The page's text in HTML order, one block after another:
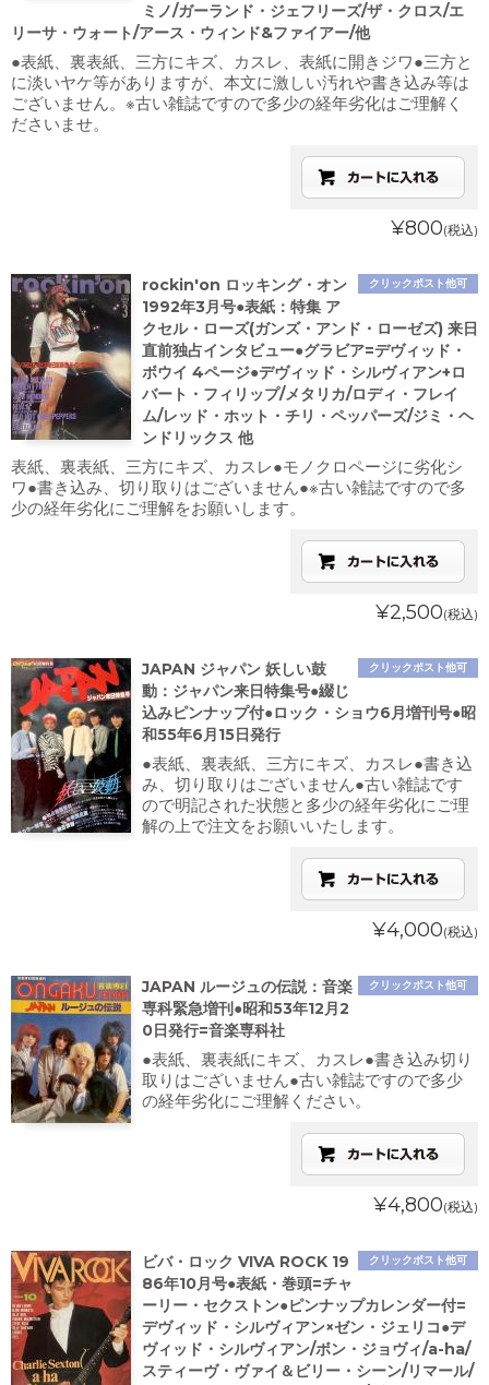
ミノ/ガーランド・ジェフリーズ/ザ・クロス/エ
リーサ・ウォート/アース・ウィンド&ファイアー/他
●表紙、裏表紙、三方にキズ、カスレ、表紙に開きジワ●三方と
に淡いヤケ等がありますが、本文に激しい汚れや書き込み等は
ございません。※古い雑誌ですので多少の経年劣化はご理解く
ださいませ。
¥800(税込)
クリックポスト他可
rockin'on ロッキング・オン
1992年3月号●表紙：特集 ア
クセル・ローズ(ガンズ・アンド・ローゼズ) 来日
直前独占インタビュー●グラビア=デヴィッド・
ボウイ 4ページ●デヴィッド・シルヴィアン+ロ
バート・フィリップ/メタリカ/ロディ・フレイ
ム/レッド・ホット・チリ・ペッパーズ/ジミ・ヘ
ンドリックス 他
表紙、裏表紙、三方にキズ、カスレ●モノクロページに劣化シ
ワ●書き込み、切り取りはございません●※古い雑誌ですので多
少の経年劣化にご理解をお願いします。
¥2,500(税込)
クリックポスト他可
JAPAN ジャパン 妖しい鼓
動：ジャパン来日特集号●綴じ
込みピンナップ付●ロック・ショウ6月増刊号●昭
和55年6月15日発行
●表紙、裏表紙、三方にキズ、カスレ●書き込
み、切り取りはございません●古い雑誌です
ので明記された状態と多少の経年劣化にご理
解の上で注文をお願いいたします。
¥4,000(税込)
クリックポスト他可
JAPAN ルージュの伝説：音楽
専科緊急増刊●昭和53年12月2
0日発行=音楽専科社
●表紙、裏表紙にキズ、カスレ●書き込み切り
取りはございません●古い雑誌ですので多少
の経年劣化にご理解ください。
¥4,800(税込)
クリックポスト他可
ビバ・ロック VIVA ROCK 19
86年10月号●表紙・巻頭=チャ
ーリー・セクストン●ピンナップカレンダー付=
デヴィッド・シルヴィアン×ゼン・ジェリコ●デ
ヴィッド・シルヴィアン/ボン・ジョヴィ/a-ha/
スティーヴ・ヴァイ＆ビリー・シーン/リマール/